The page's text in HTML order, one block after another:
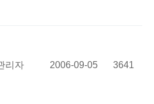
리자 2006-09-05 3641